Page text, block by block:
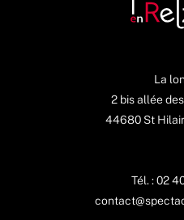
La
2 bis allée
44680 St
Tél. : 02